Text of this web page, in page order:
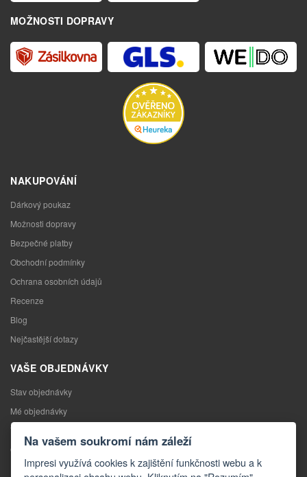
MOŽNOSTI DOPRAVY
NAKUPOVÁNÍ
Dárkový poukaz
Možnosti dopravy
Bezpečné platby
Obchodní podmínky
Ochrana osobních údajů
Recenze
Blog
Nejčastější dotazy
VAŠE OBJEDNÁVKY
Stav objednávky
Mé objednávky
Výměna zboží
Odstoupení od kupní smlouvy
Reklamace
Na vašem soukromí nám záleží
Impresi využívá cookies k zajištění funkčnosti webu a k